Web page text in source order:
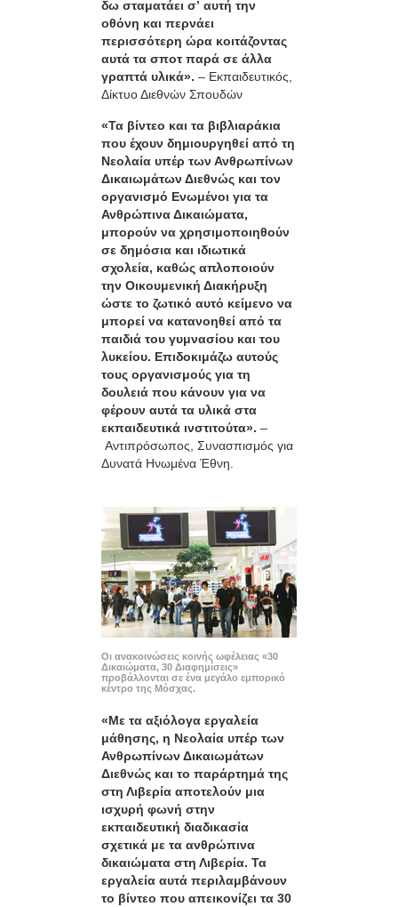
δω σταματάει σ’ αυτή την
οθόνη και περνάει
περισσότερη ώρα κοιτάζοντας
αυτά τα σποτ παρά σε άλλα
γραπτά υλικά». – Εκπαιδευτικός,
Δίκτυο Διεθνών Σπουδών
«Τα βίντεο και τα βιβλιαράκια
που έχουν δημιουργηθεί από τη
Νεολαία υπέρ των Ανθρωπίνων
Δικαιωμάτων Διεθνώς και τον
οργανισμό Ενωμένοι για τα
Ανθρώπινα Δικαιώματα,
μπορούν να χρησιμοποιηθούν
σε δημόσια και ιδιωτικά
σχολεία, καθώς απλοποιούν
την Οικουμενική Διακήρυξη
ώστε το ζωτικό αυτό κείμενο να
μπορεί να κατανοηθεί από τα
παιδιά του γυμνασίου και του
λυκείου. Επιδοκιμάζω αυτούς
τους οργανισμούς για τη
δουλειά που κάνουν για να
φέρουν αυτά τα υλικά στα
εκπαιδευτικά ινστιτούτα». –
Αντιπρόσωπος, Συνασπισμός για
Δυνατά Ηνωμένα Έθνη.
Οι ανακοινώσεις κοινής ωφέλειας «30
Δικαιώματα, 30 Διαφημίσεις»
προβάλλονται σε ένα μεγάλο εμπορικό
κέντρο της Μόσχας.
«Με τα αξιόλογα εργαλεία
μάθησης, η Νεολαία υπέρ των
Ανθρωπίνων Δικαιωμάτων
Διεθνώς και το παράρτημά της
στη Λιβερία αποτελούν μια
ισχυρή φωνή στην
εκπαιδευτική διαδικασία
σχετικά με τα ανθρώπινα
δικαιώματα στη Λιβερία. Τα
εργαλεία αυτά περιλαμβάνουν
το βίντεο που απεικονίζει τα 30